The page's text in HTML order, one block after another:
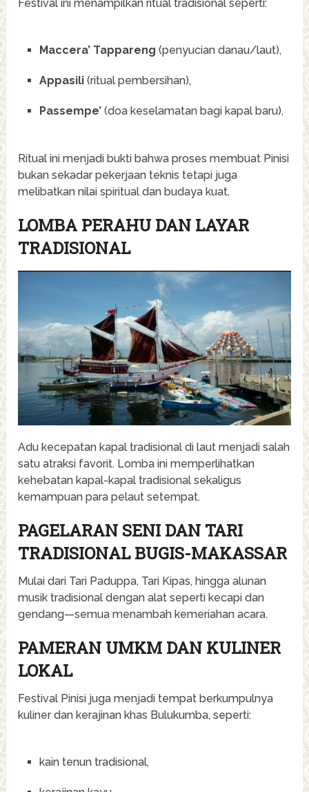
Festival ini menampilkan ritual tradisional seperti:
Maccera’ Tappareng (penyucian danau/laut),
Appasili(ritual pembersihan),
Passempe’(doa keselamatan bagi kapal baru),
Ritual ini menjadi bukti bahwa proses membuat Pinisi
bukan sekadar pekerjaan teknis tetapi juga
melibatkan nilai spiritual dan budaya kuat.
LOMBA PERAHU DAN LAYAR
TRADISIONAL
Adu kecepatan kapal tradisional di laut menjadi salah
satu atraksi favorit. Lomba ini memperlihatkan
kehebatan kapal-kapal tradisional sekaligus
kemampuan para pelaut setempat.
PAGELARAN SENI DAN TARI
TRADISIONAL BUGIS-MAKASSAR
Mulai dari Tari Paduppa, Tari Kipas, hingga alunan
musik tradisional dengan alat seperti kecapi dan
gendang—semua menambah kemeriahan acara.
PAMERAN UMKM DAN KULINER
LOKAL
Festival Pinisi juga menjadi tempat berkumpulnya
kuliner dan kerajinan khas Bulukumba, seperti:
kain tenun tradisional,